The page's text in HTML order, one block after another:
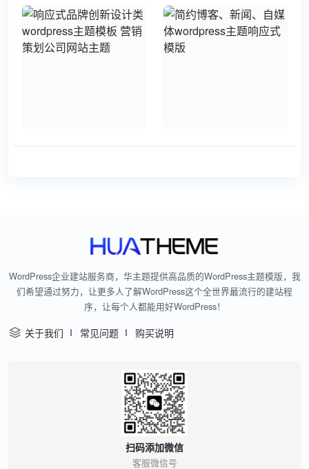
WordPress企业建站服务商，华主题提供高品质的WordPress主题模版，我
们希望通过努力，让更多人了解WordPress这个全世界最流行的建站程
序，让每个人都能用好WordPress！
关于我们 常见问题 购买说明
扫码添加微信
客服微信号